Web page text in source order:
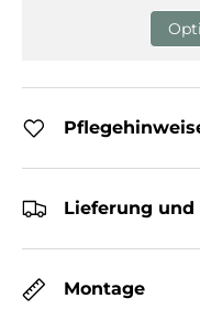
Lieferung und
Montage